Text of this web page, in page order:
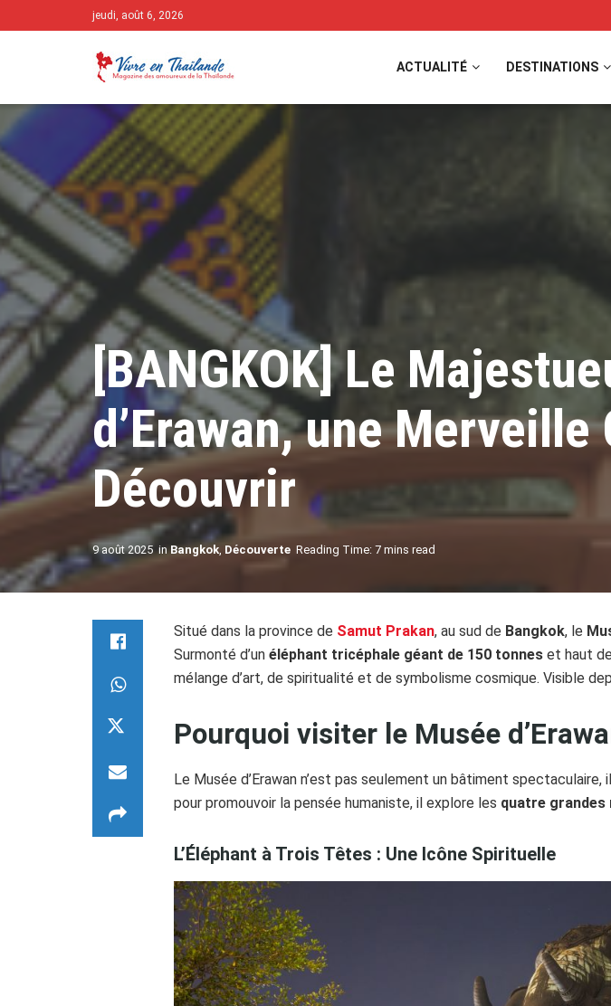
jeudi, août 6, 2026
ACTUALITÉ DESTINATIONS
[BANGKOK] Le
d’Erawan, une
Découvrir
9 août 2025 in Bangkok, Découverte Reading Time: 7 mins read
Situé dans la province de Samut Prakan, au sud de Bangkok, le
Surmonté d’un éléphant tricéphale géant de 150 tonnes et haut de
mélange d’art, de spiritualité et de symbolisme cosmique. Visible
Pourquoi visiter le Musée
Le Musée d’Erawan n’est pas seulement un bâtiment
pour promouvoir la pensée humaniste, il explore les quatre grandes
L’Éléphant à Trois Têtes : Une Icône Spirituelle